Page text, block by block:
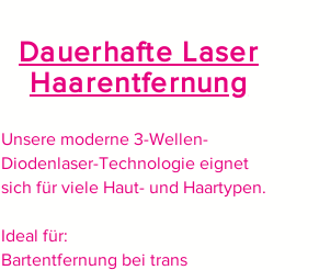
Dauerhafte Laser
Haarentfernung
Unsere moderne 3-Wellen-
Diodenlaser-Technologie eignet
sich für viele Haut- und Haartypen.
Ideal für:
Bartentfernung bei trans